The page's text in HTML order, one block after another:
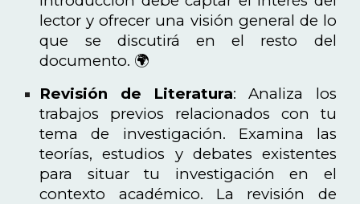
lector y ofrecer una visión general de lo
que se discutirá en el resto del
documento. 🌍
Revisión de Literatura: Analiza los
trabajos previos relacionados con tu
tema de investigación. Examina las
teorías, estudios y debates existentes
para situar tu investigación en el
contexto académico. La revisión de